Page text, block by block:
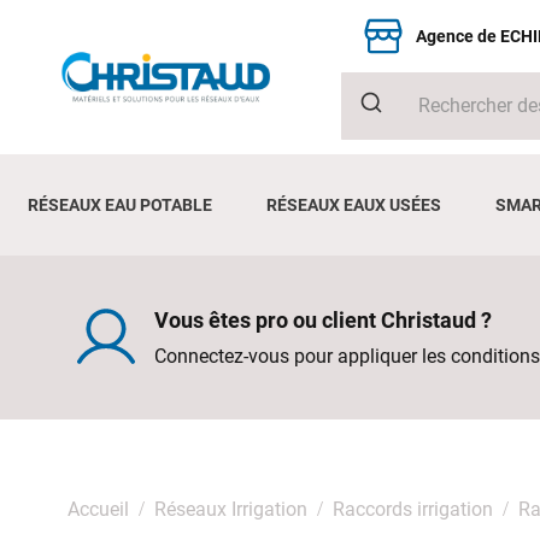
Agence de
RÉSEAUX EAU POTABLE RÉSEAUX EAUX USÉES
Vous êtes pro ou client Christaud ?
Connectez-vous pour appliquer les
Accueil Réseaux Irrigation Raccords irrigation